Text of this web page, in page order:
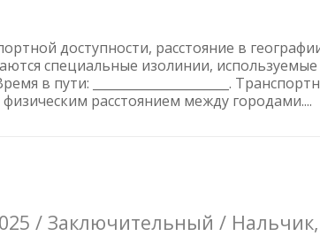
доступности, расстояние в
специальные изолинии,
в пути: ______________________.
физическим расстоянием между городами....
/ Заключительный /